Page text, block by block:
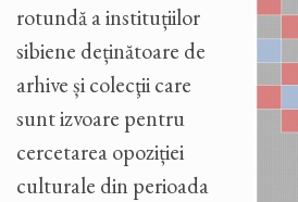
rotundă a instituțiilor
sibiene deținătoare de
arhive și colecţii care
sunt izvoare pentru
cercetarea opoziției
culturale din perioada